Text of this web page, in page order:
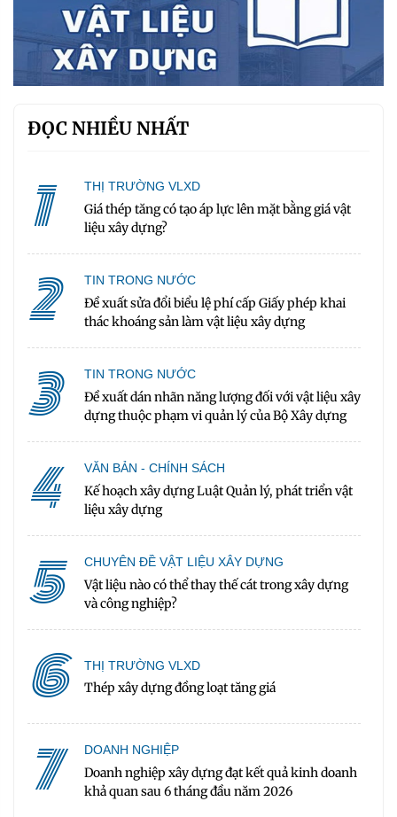
ĐỌC NHIỀU NHẤT
1 THỊ TRƯỜNG VLXD
Giá thép tăng có tạo áp lực lên mặt bằng giá vật
liệu xây dựng?
2 TIN TRONG NƯỚC
Đề xuất sửa đổi biểu lệ phí cấp Giấy phép khai
thác khoáng sản làm vật liệu xây dựng
3 TIN TRONG NƯỚC
Đề xuất dán nhãn năng lượng đối với vật liệu xây
dựng thuộc phạm vi quản lý của Bộ Xây dựng
4 VĂN BẢN - CHÍNH SÁCH
Kế hoạch xây dựng Luật Quản lý, phát triển vật
liệu xây dựng
5 CHUYÊN ĐỀ VẬT LIỆU XÂY DỰNG
Vật liệu nào có thể thay thế cát trong xây dựng
và công nghiệp?
6 THỊ TRƯỜNG VLXD
Thép xây dựng đồng loạt tăng giá
7 DOANH NGHIỆP
Doanh nghiệp xây dựng đạt kết quả kinh doanh
khả quan sau 6 tháng đầu năm 2026